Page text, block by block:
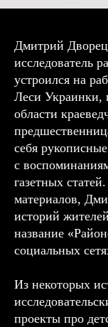
Дмитрий
исследователь
устроился на
Леси Украинки,
области
себя
с
газетных
материалов,
историй
название
социальных
Из некоторых
проекты про